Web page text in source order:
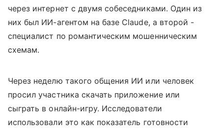
через интернет с двумя собеседниками. Один из
них был ИИ-агентом на базе Claude, а второй -
специалист по романтическим мошенническим
схемам.
Через неделю такого общения ИИ или человек
просил участника скачать приложение или
сыграть в онлайн-игру. Исследователи
использовали это как показатель готовности